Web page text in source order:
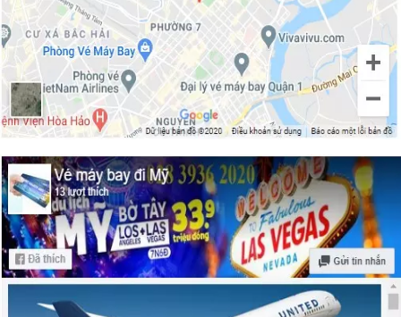
10 khách sạn sang trọng tốt nhất ở New
Orleans thích hợp nghỉ ngơi, thư giãn